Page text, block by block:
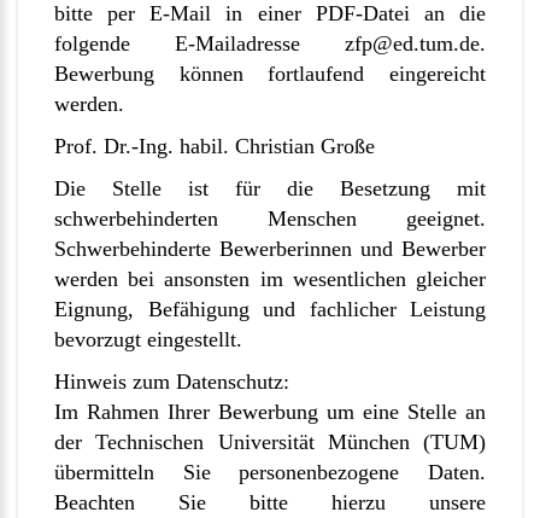
bitte per E-Mail in einer PDF-Datei an die
folgende E-Mailadresse zfp@ed.tum.de.
Bewerbung können fortlaufend eingereicht
werden.
Prof. Dr.-Ing. habil. Christian Große
Die Stelle ist für die Besetzung mit
schwerbehinderten Menschen geeignet.
Schwerbehinderte Bewerberinnen und Bewerber
werden bei ansonsten im wesentlichen gleicher
Eignung, Befähigung und fachlicher Leistung
bevorzugt eingestellt.
Hinweis zum Datenschutz:
Im Rahmen Ihrer Bewerbung um eine Stelle an
der Technischen Universität München (TUM)
übermitteln Sie personenbezogene Daten.
Beachten Sie bitte hierzu unsere